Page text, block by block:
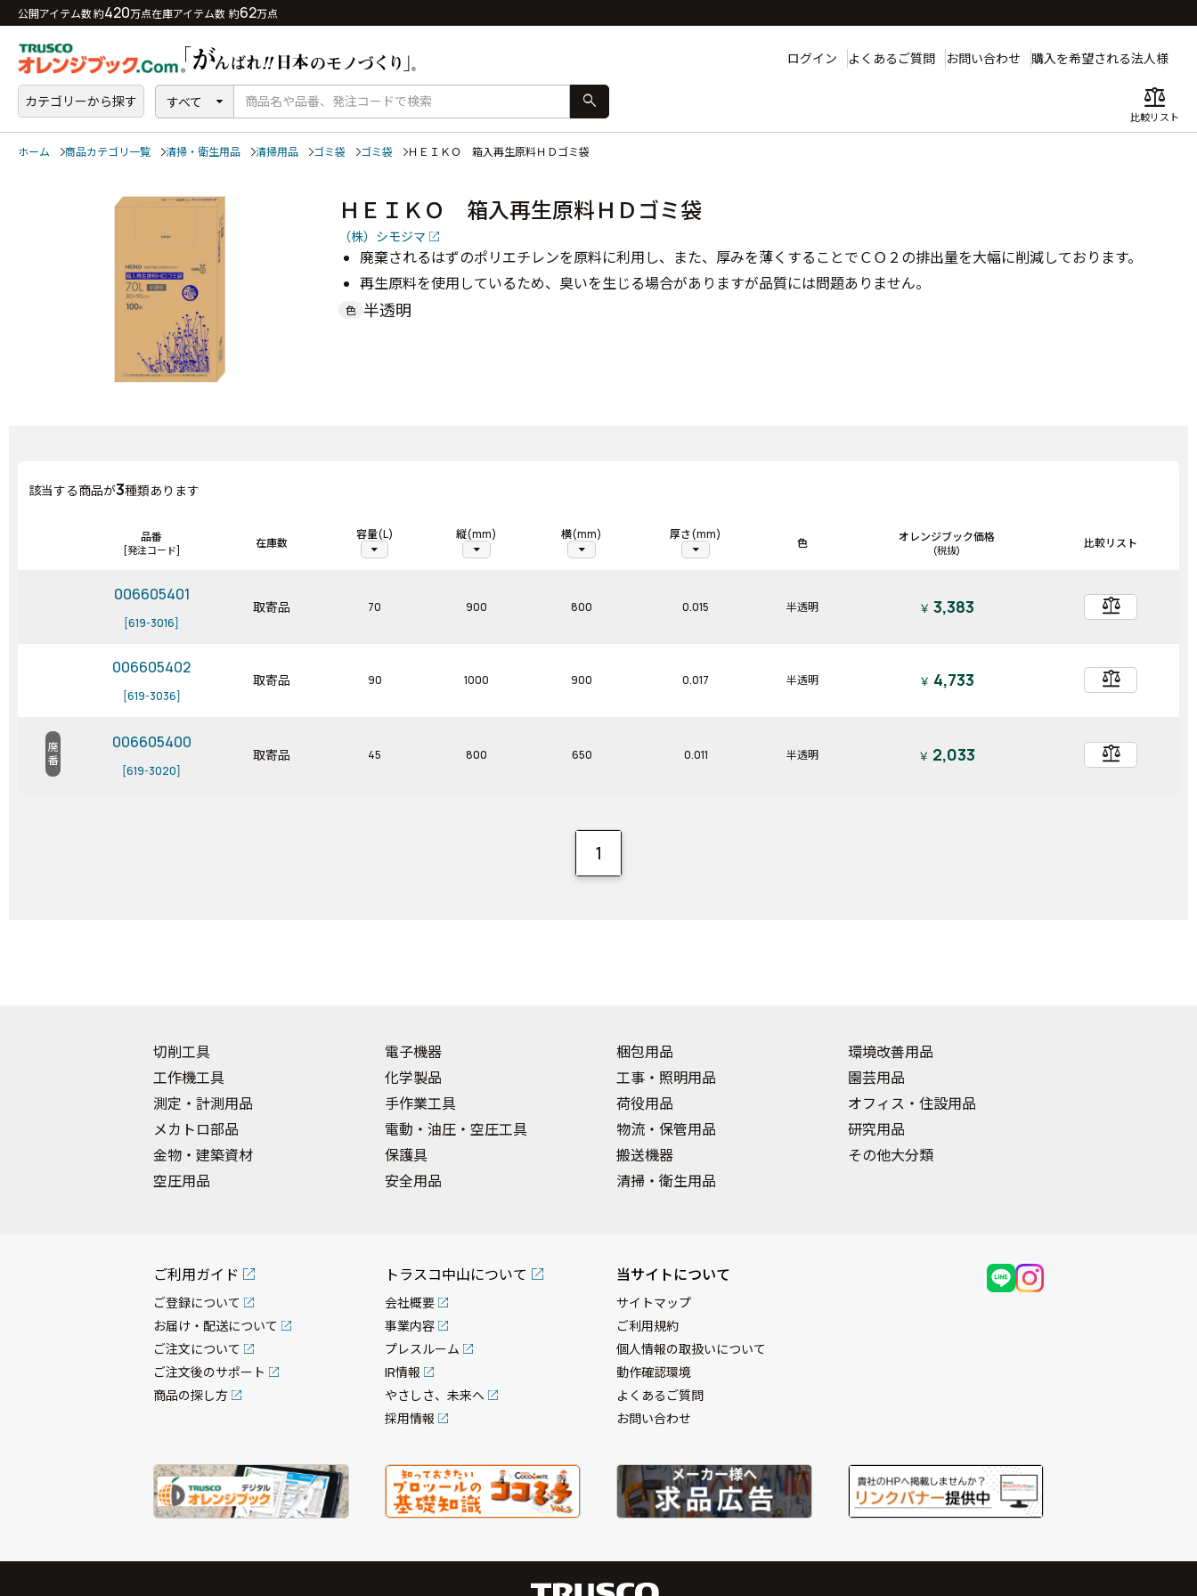
公開アイテム数 約420万点在庫アイテム数 約62万点
ログイン よくあるご質問 お問い合わせ 購入を希望される法人様
カテゴリーから探す すべて search balance
比較リスト
ホーム 商品カテゴリ一覧 清掃・衛生用品 清掃用品 ゴミ袋 ゴミ袋 ＨＥＩＫＯ 箱入再生原料ＨＤゴミ袋
ＨＥＩＫＯ 箱入再生原料ＨＤゴミ袋
（株）シモジマ
廃棄されるはずのポリエチレンを原料に利用し、また、厚みを薄くすることでＣＯ２の排出量を大幅に削減しております。
再生原料を使用しているため、臭いを生じる場合がありますが品質には問題ありません。
色 半透明
該当する商品が3種類あります
品番
[発注コード] 在庫数
容量(L)
arrow_drop_down
縦(mm)
arrow_drop_down
横(mm)
arrow_drop_down
厚さ(mm)
arrow_drop_down 色 オレンジブック価格
(税抜) 比較リスト
006605401
[619-3016]
取寄品 70 900 800 0.015 半透明 ￥ 3,383 balance
006605402
[619-3036]
取寄品 90 1000 900 0.017 半透明 ￥ 4,733 balance
廃番 006605400
[619-3020]
取寄品 45 800 650 0.011 半透明 ￥ 2,033 balance
1
切削工具
工作機工具
測定・計測用品
メカトロ部品
金物・建築資材
空圧用品
電子機器
化学製品
手作業工具
電動・油圧・空圧工具
保護具
安全用品
梱包用品
工事・照明用品
荷役用品
物流・保管用品
搬送機器
清掃・衛生用品
環境改善用品
園芸用品
オフィス・住設用品
研究用品
その他大分類
ご利用ガイド
ご登録について
お届け・配送について
ご注文について
ご注文後のサポート
商品の探し方
トラスコ中山について
会社概要
事業内容
プレスルーム
IR情報
やさしさ、未来へ
採用情報
当サイトについて
サイトマップ
ご利用規約
個人情報の取扱いについて
動作確認環境
よくあるご質問
お問い合わせ